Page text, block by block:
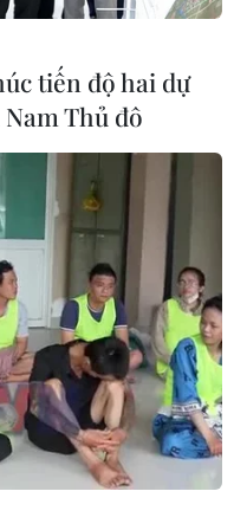
thực
đổi
sản
phạm
tiến độ hai dự
Thủ đô